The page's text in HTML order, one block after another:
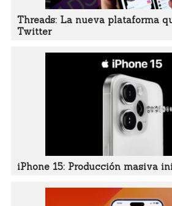
Threads: La nueva plataforma
Twitter
iPhone 15: Producción masiva